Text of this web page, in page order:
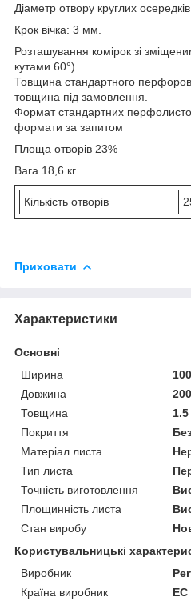
Діаметр отвору круглих
Крок вічка: 3 мм.
Розташування комірок зі
кутами 60°)
Товщина стандартного
товщина під замовлення.
Формат стандартних
формати за запитом
Площа отворів 23%
Вага 18,6 кг.
Кількість отворів
Приховати
Характеристики
Основні
Ширина
Довжина
Товщина
Покриття
Матеріал листа
Тип листа
Точність виготовлення
Площинність листа
Стан виробу
Користувальницькі
Виробник
Країна виробник
EC